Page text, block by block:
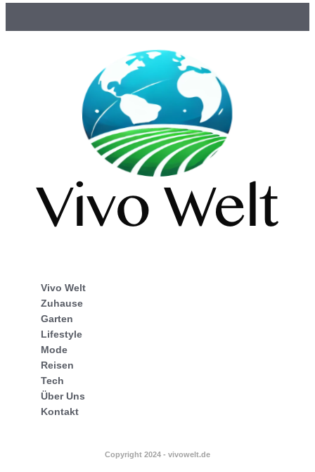
Vivo Welt
Zuhause
Garten
Lifestyle
Mode
Reisen
Tech
Über Uns
Kontakt
Copyright 2024 - vivowelt.de